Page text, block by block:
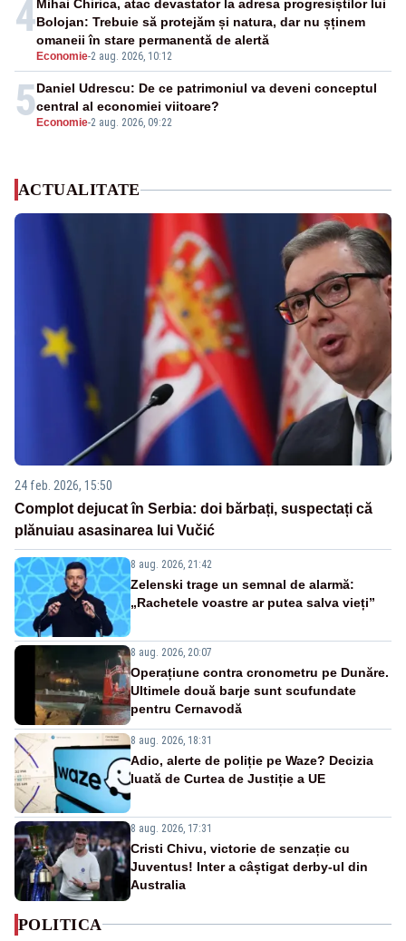
4
Economie-2 aug. 2026, 10:12
Mihai Chirica, atac devastator la adresa progresiștilor lui
Bolojan: Trebuie să protejăm și natura, dar nu șținem
omaneii în stare permanentă de alertă
5 Economie-2 aug. 2026, 09:22
Daniel Udrescu: De ce patrimoniul va deveni conceptul
central al economiei viitoare?
ACTUALITATE
24 feb. 2026, 15:50
Complot dejucat în Serbia: doi bărbați, suspectați că
plănuiau asasinarea lui Vučić
8 aug. 2026, 21:42
Zelenski trage un semnal de alarmă:
„Rachetele voastre ar putea salva vieți”
8 aug. 2026, 20:07
Operațiune contra cronometru pe Dunăre.
Ultimele două barje sunt scufundate
pentru Cernavodă
8 aug. 2026, 18:31
Adio, alerte de poliție pe Waze? Decizia
luată de Curtea de Justiție a UE
8 aug. 2026, 17:31
Cristi Chivu, victorie de senzație cu
Juventus! Inter a câștigat derby-ul din
Australia
POLITICA